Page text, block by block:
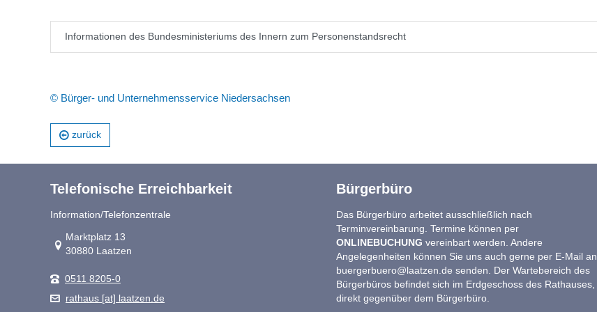
Informationen des Bundesministeriums des Innern zum Personenstandsrecht
© Bürger- und Unternehmensservice Niedersachsen
zurück
Telefonische Erreichbarkeit
Information/Telefonzentrale
Link zur Google-Maps Navigation
Marktplatz 13
30880 Laatzen
0511 8205-0
rathaus [at] laatzen.de
Bürgerbüro
Das Bürgerbüro arbeitet ausschließlich nach
Terminvereinbarung. Termine können per
ONLINEBUCHUNG vereinbart werden. Andere
Angelegenheiten können Sie uns auch gerne per E-Mail an
buergerbuero@laatzen.de senden. Der Wartebereich des
Bürgerbüros befindet sich im Erdgeschoss des Rathauses,
direkt gegenüber dem Bürgerbüro.